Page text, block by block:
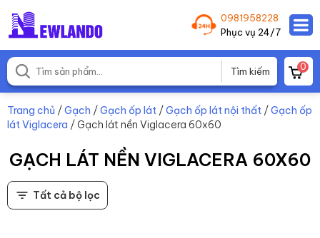
0981958228
Phục vụ 24/7
0
Trang chủ /Gạch /Gạch ốp lát /Gạch ốp lát nội thất /Gạch ốp
lát Viglacera / Gạch lát nền Viglacera 60x60
GẠCH LÁT NỀN VIGLACERA 60X60
Tất cả bộ lọc